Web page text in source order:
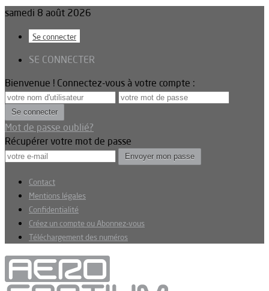
samedi 8 août 2026
Se connecter
SE CONNECTER
Bienvenue ! Connectez-vous à votre compte :
Mot de passe oublié?
Récupérer votre mot de passe
Contact
Mentions légales
Confidentialité
Créez un compte ou Abonnez-vous
Téléchargement des numéros